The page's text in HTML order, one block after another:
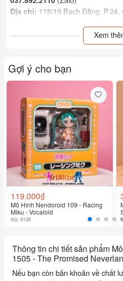
Địa chỉ: 118/19 Bạch Đằng,
Youtube: https://goo.gl/CKffuo
https://fb.me/
Đơn vị tính: hộp
Xem
Gợi ý cho bạn
119.000₫
Mô Hình Nendoroid 109 - Racing
Miku - Vocaloid
Mã: 6138
Thông tin chi tiết sản phẩm
1505 - The Promised
Nếu bạn còn băn khoăn về chất